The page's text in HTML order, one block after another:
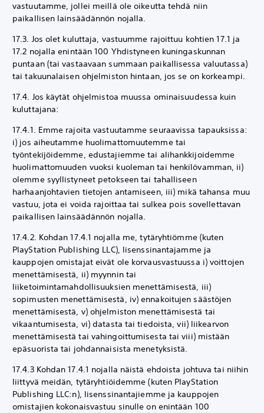
vastuutamme, jollei meillä ole oikeutta tehdä niin
paikallisen lainsäädännön nojalla.
17.3. Jos olet kuluttaja, vastuumme rajoittuu kohtien 17.1 ja
17.2 nojalla enintään 100 Yhdistyneen kuningaskunnan
puntaan (tai vastaavaan summaan paikallisessa valuutassa)
tai takuunalaisen ohjelmiston hintaan, jos se on korkeampi.
17.4. Jos käytät ohjelmistoa muussa ominaisuudessa kuin
kuluttajana:
17.4.1. Emme rajoita vastuutamme seuraavissa tapauksissa:
i) jos aiheutamme huolimattomuutemme tai
työntekijöidemme, edustajiemme tai alihankkijoidemme
huolimattomuuden vuoksi kuoleman tai henkilövamman, ii)
olemme syyllistyneet petokseen tai tahalliseen
harhaanjohtavien tietojen antamiseen, iii) mikä tahansa muu
vastuu, jota ei voida rajoittaa tai sulkea pois sovellettavan
paikallisen lainsäädännön nojalla.
17.4.2. Kohdan 17.4.1 nojalla me, tytäryhtiömme (kuten
PlayStation Publishing LLC), lisenssinantajamme ja
kauppojen omistajat eivät ole korvausvastuussa i) voittojen
menettämisestä, ii) myynnin tai
liiketoimintamahdollisuuksien menettämisestä, iii)
sopimusten menettämisestä, iv) ennakoitujen säästöjen
menettämisestä, v) ohjelmiston menettämisestä tai
vikaantumisesta, vi) datasta tai tiedoista, vii) liikearvon
menettämisestä tai vahingoittumisesta tai viii) mistään
epäsuorista tai johdannaisista menetyksistä.
17.4.3 Kohdan 17.4.1 nojalla näistä ehdoista johtuva tai niihin
liittyvä meidän, tytäryhtiöidemme (kuten PlayStation
Publishing LLC:n), lisenssinantajiemme ja kauppojen
omistajien kokonaisvastuu sinulle on enintään 100